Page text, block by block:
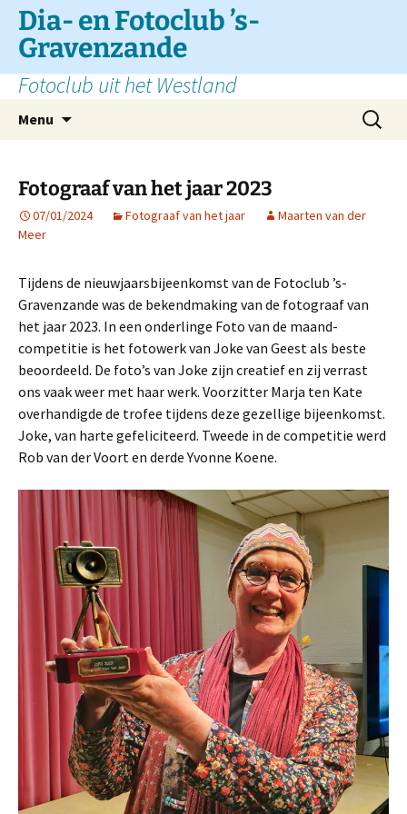
naar
inhoud
Dia- en Fotoclub ’s-
Gravenzande
Fotoclub uit het Westland
Menu
Zoeken
naar:
Fotograaf van het jaar 2023
07/01/2024 Fotograaf van het jaar
Maarten van der
Meer
Tijdens de nieuwjaarsbijeenkomst van de Fotoclub ’s-
Gravenzande was de bekendmaking van de fotograaf van
het jaar 2023. In een onderlinge Foto van de maand-
competitie is het fotowerk van Joke van Geest als beste
beoordeeld. De foto’s van Joke zijn creatief en zij verrast
ons vaak weer met haar werk. Voorzitter Marja ten Kate
overhandigde de trofee tijdens deze gezellige bijeenkomst.
Joke, van harte gefeliciteerd. Tweede in de competitie werd
Rob van der Voort en derde Yvonne Koene.